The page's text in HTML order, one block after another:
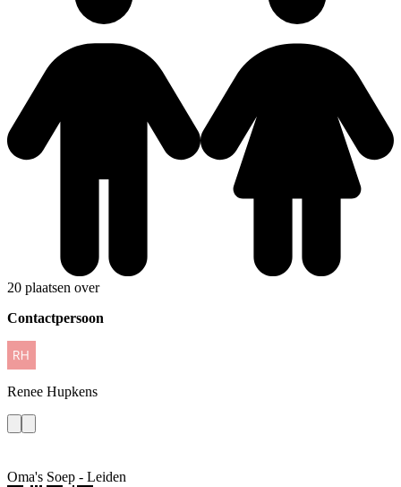
20 plaatsen over
Contactpersoon
Renee Hupkens
Oma's Soep - Leiden